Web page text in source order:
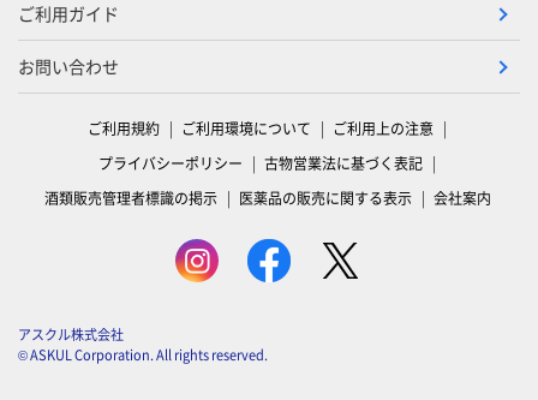
ご利用ガイド
お問い合わせ
ご利用規約 ご利用環境について
ご利用上の注意
プライバシーポリシー
古物営業法に基づく表記
酒類販売管理者標識の掲示
医薬品の販売に関する表示 会社案内
アスクル株式会社
© ASKUL Corporation. All rights reserved.